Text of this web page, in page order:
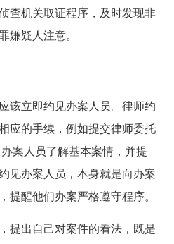
查机关取证程序，及时发现非
嫌疑人注意。
该立即约见办案人员。律师约
应的手续，例如提交律师委托
案人员了解基本案情，并提
见办案人员，本身就是向办案
提醒他们办案严格遵守程序。
提出自己对案件的看法，既是